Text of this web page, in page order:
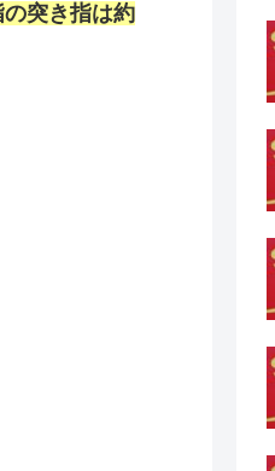
の突き指は約